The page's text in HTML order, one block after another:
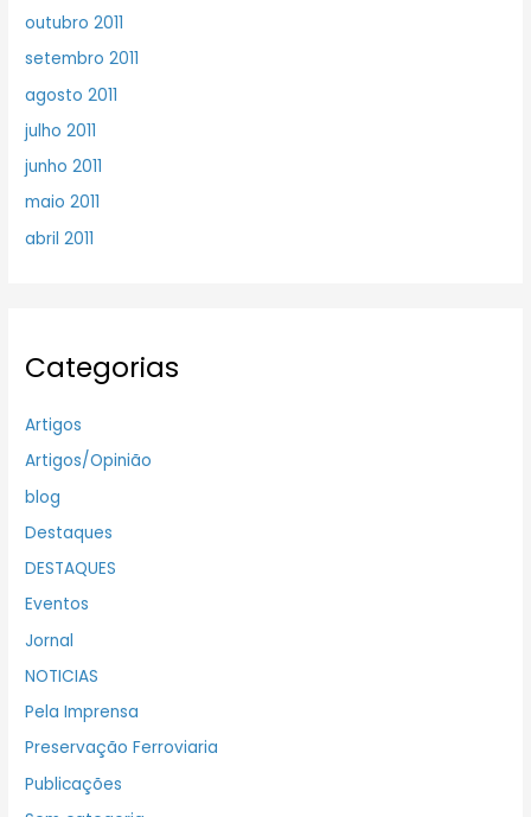
outubro 2011
setembro 2011
agosto 2011
julho 2011
junho 2011
maio 2011
abril 2011
Categorias
Artigos
Artigos/Opinião
blog
Destaques
DESTAQUES
Eventos
Jornal
NOTICIAS
Pela Imprensa
Preservação Ferroviaria
Publicações